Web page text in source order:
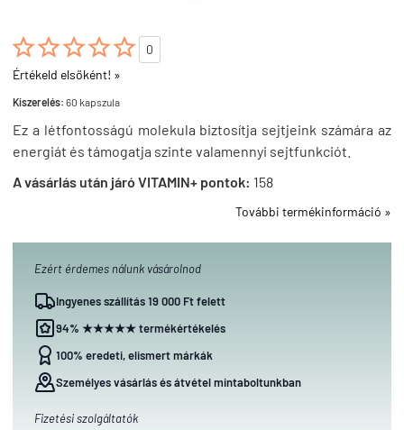

0
Értékeld elsőként! »
Kiszerelés: 60 kapszula
Ez a létfontosságú molekula biztosítja sejtjeink számára az
energiát és támogatja szinte valamennyi sejtfunkciót.
A vásárlás után járó VITAMIN+ pontok: 158
További termékinformáció »
Ezért érdemes nálunk vásárolnod
Ingyenes szállítás 19 000 Ft felett
94% ★★★★★ termékértékelés
100% eredeti, elismert márkák
Személyes vásárlás és átvétel mintaboltunkban
Fizetési szolgáltatók